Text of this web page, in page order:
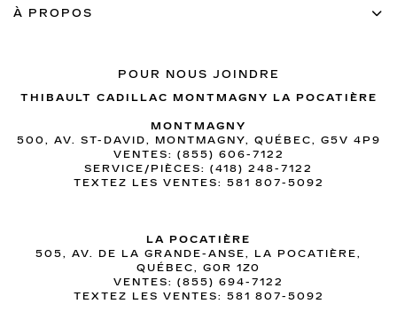
POUR NOUS JOINDRE
THIBAULT CADILLAC MONTMAGNY LA POCATIÈRE
MONTMAGNY
500, AV. ST-DAVID, MONTMAGNY, QUÉBEC, G5V 4P9
VENTES: (855) 606-7122
SERVICE/PIÈCES: (418) 248-7122
TEXTEZ LES VENTES: 581 807-5092
LA POCATIÈRE
505, AV. DE LA GRANDE-ANSE, LA POCATIÈRE,
QUÉBEC, G0R 1Z0
VENTES: (855) 694-7122
TEXTEZ LES VENTES: 581 807-5092
À PROPOS